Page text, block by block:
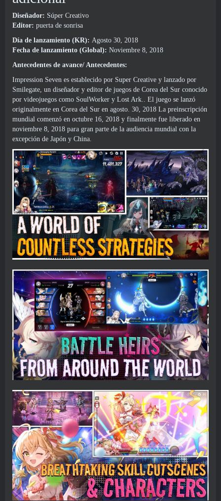
Diseñador: Súper Creativo
Editor: puerta de sonrisa
Día de lanzamiento (KR): Agosto 30, 2018
Fecha de lanzamiento (Global): Noviembre 8, 2018
Antecedentes de avance/ Antecedentes:
Impression Seven es establecido por Super Creative y lanzado por
Smilegate, un diseñador y editor de juegos de Corea del Sur conocido
por videojuegos como SoulWorker y Lost Ark.. El juego se lanzó
originalmente en Corea del Sur en agosto. 30, 2018 La preinscripción
mundial comenzó en octubre 16, 2018 y finalmente fue liberado en
noviembre 8, 2018 para gran parte de la audiencia mundial con la
excepción de Japón y China.